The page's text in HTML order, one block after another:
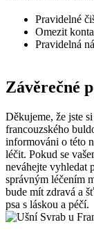
Pravidelné
Omezit
Pravidelná⁢
Závěrečné
Děkujeme,‍ že jste
francouzského
informováni ‌o této
‍léčit.​ Pokud ​se
neváhejte ‍vyhledat
⁤správným léčením
bude mít zdravá ‍a
psa s láskou⁤ a péčí.